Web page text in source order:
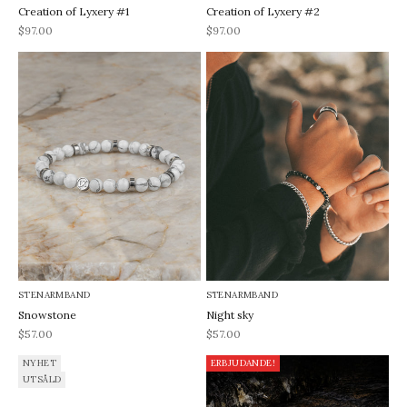
Creation of Lyxery #1
REA-pris
$97.00
Creation of Lyxery #2
REA-pris
$97.00
STENARMBAND
Snowstone
REA-pris
$57.00
STENARMBAND
Night sky
REA-pris
$57.00
NYHET
UTSÅLD
ERBJUDANDE!